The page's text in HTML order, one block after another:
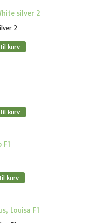
2
kurv
kurv
kurv